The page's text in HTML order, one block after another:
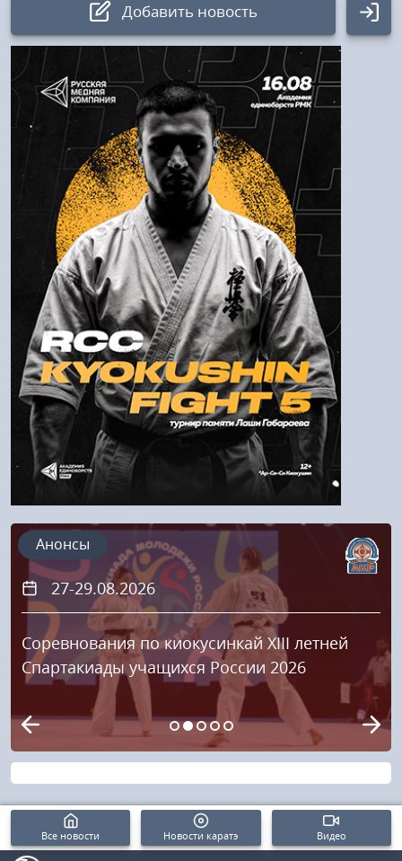
Добавить новость
Авторизация
Логин:
Пароль
Войти
Напомнить пароль
Регистрация
27-29.08.2026
Соревнования по киокусинкай XIII летней
Спартакиады учащихся России 2026
Анонсы
Все новости Новости каратэ Видео